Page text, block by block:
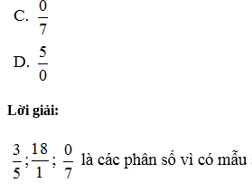
Lời giải: